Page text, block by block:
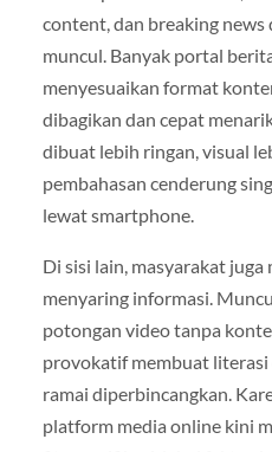
content, dan breaking news
muncul. Banyak portal
menyesuaikan format
dibagikan dan cepat
dibuat lebih ringan, visual
pembahasan cenderung
lewat smartphone.
Di sisi lain, masyarakat
menyaring informasi.
potongan video tanpa
provokatif membuat
ramai diperbincangkan.
platform media online kini